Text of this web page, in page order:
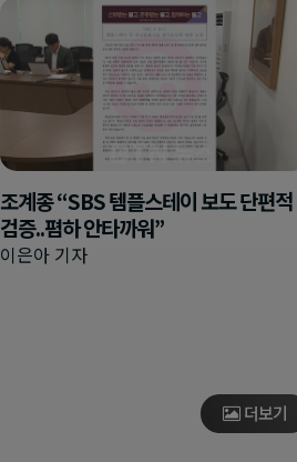
조계종 “SBS 템플스테이 보도 단편적
검증..폄하 안타까워”
이은아 기자
더보기